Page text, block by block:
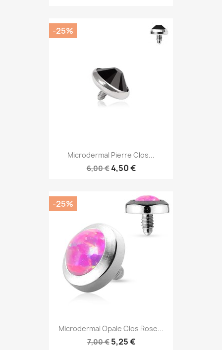
Microdermal Pierre Clos...
6,00 €4,50 €
-25%
Microdermal Opale Clos Rose...
7,00 € 5,25 €
-25%